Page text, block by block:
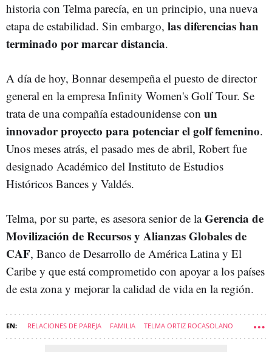
historia con Telma parecía, en un principio, una nueva
etapa de estabilidad. Sin embargo, las diferencias han
terminado por marcar distancia.
A día de hoy, Bonnar desempeña el puesto de director
general en la empresa Infinity Women's Golf Tour. Se
trata de una compañía estadounidense con un
innovador proyecto para potenciar el golf femenino.
Unos meses atrás, el pasado mes de abril, Robert fue
designado Académico del Instituto de Estudios
Históricos Bances y Valdés.
Telma, por su parte, es asesora senior de laGerencia de
Movilización de Recursos y Alianzas Globales de
CAF, Banco de Desarrollo de América Latina y El
Caribe y que está comprometido con apoyar a los países
de esta zona y mejorar la calidad de vida en la región.
RELACIONES DE PAREJA FAMILIA TELMA ORTIZ ROCASOLANO